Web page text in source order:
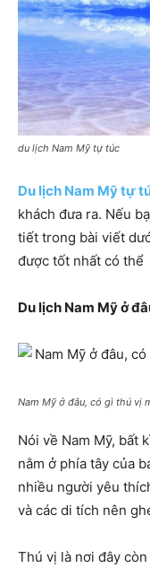
du lịch Nam Mỹ tự túc
Du lịch Nam Mỹ tự
khách đưa ra. Nếu
tiết trong bài viết
được tốt nhất có thể
Du lịch Nam Mỹ ở
Nam Mỹ ở đâu, có gì thú vị
Nói về Nam Mỹ, bất
nằm ở phía tây của
nhiều người yêu
và các di tích nên
Thú vị là nơi đây